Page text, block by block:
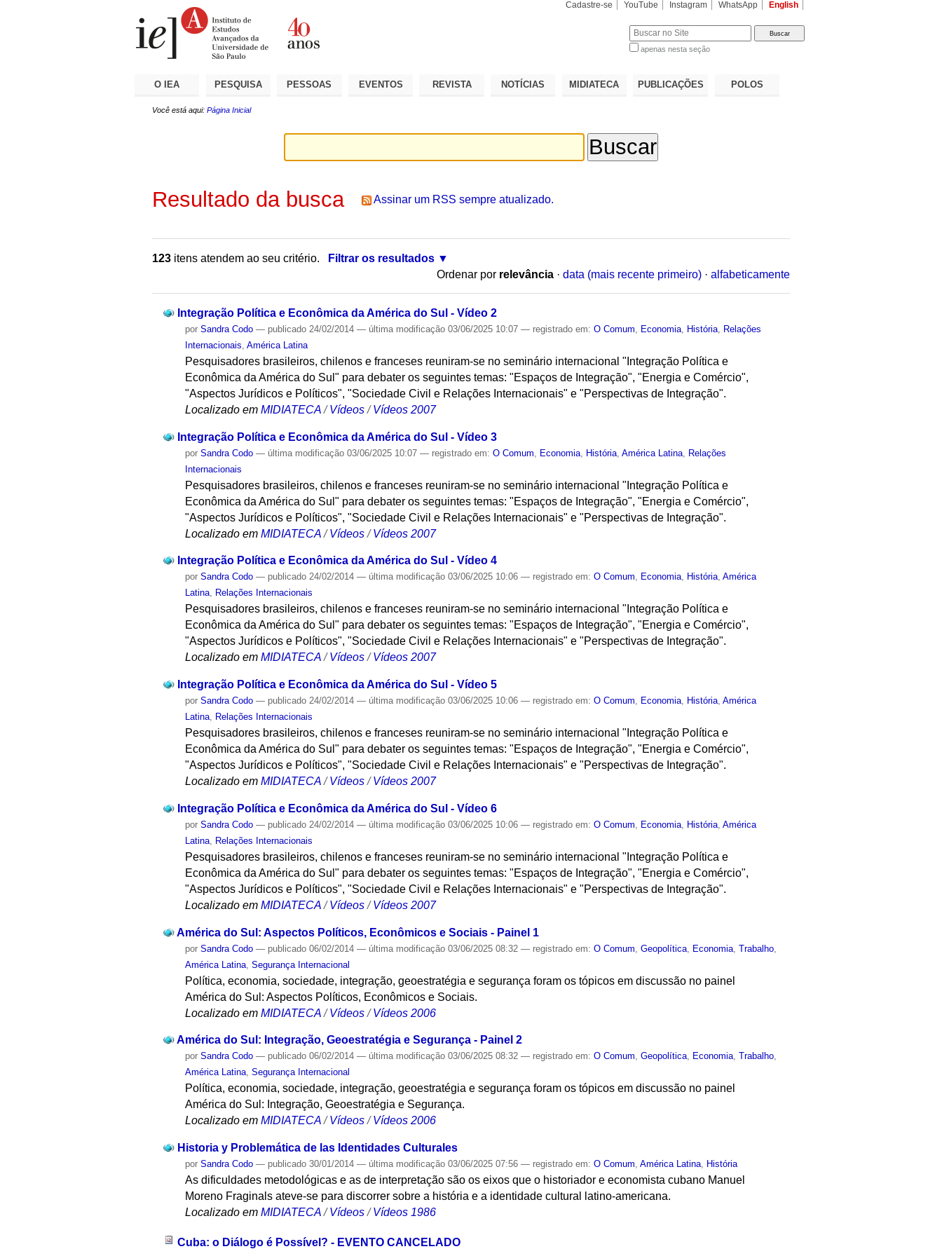
Cadastre-se YouTube Instagram WhatsApp English
apenas nesta seção
O IEA PESQUISA PESSOAS EVENTOS REVISTA NOTÍCIAS MIDIATECA PUBLICAÇÕES POLOS
Você está aqui: Página Inicial
Resultado da busca Assinar um RSS sempre atualizado.
123 itens atendem ao seu critério.
Filtrar os resultados
Ordenar por relevância · data (mais recente primeiro) · alfabeticamente
Integração Política e Econômica da América do Sul - Vídeo 2
porSandra Codo — publicado 24/02/2014— última modificação 03/06/2025 10:07— registrado em:O Comum Economia História
Relações
Internacionais ,América Latina
Pesquisadores brasileiros, chilenos e franceses reuniram-se no seminário internacional "Integração Política e
Econômica da América do Sul" para debater os seguintes temas: "Espaços de Integração", "Energia e Comércio",
"Aspectos Jurídicos e Políticos", "Sociedade Civil e Relações Internacionais" e "Perspectivas de Integração".
Localizado em MIDIATECA /Vídeos /Vídeos 2007
Integração Política e Econômica da América do Sul - Vídeo 3
porSandra Codo — última modificação 03/06/2025 10:07— registrado em:O Comum Economia História ,América Latina Relações
Internacionais
Pesquisadores brasileiros, chilenos e franceses reuniram-se no seminário internacional "Integração Política e
Econômica da América do Sul" para debater os seguintes temas: "Espaços de Integração", "Energia e Comércio",
"Aspectos Jurídicos e Políticos", "Sociedade Civil e Relações Internacionais" e "Perspectivas de Integração".
Localizado em MIDIATECA /Vídeos /Vídeos 2007
Integração Política e Econômica da América do Sul - Vídeo 4
porSandra Codo — publicado 24/02/2014— última modificação 03/06/2025 10:06— registrado em:O Comum, Economia, História,América
Latina, Relações Internacionais
Pesquisadores brasileiros, chilenos e franceses reuniram-se no seminário internacional "Integração Política e
Econômica da América do Sul" para debater os seguintes temas: "Espaços de Integração", "Energia e Comércio",
"Aspectos Jurídicos e Políticos", "Sociedade Civil e Relações Internacionais" e "Perspectivas de Integração".
Localizado em MIDIATECA /Vídeos /Vídeos 2007
Integração Política e Econômica da América do Sul - Vídeo 5
porSandra Codo — publicado 24/02/2014— última modificação 03/06/2025 10:06— registrado em:O Comum, Economia, História,América
Latina, Relações Internacionais
Pesquisadores brasileiros, chilenos e franceses reuniram-se no seminário internacional "Integração Política e
Econômica da América do Sul" para debater os seguintes temas: "Espaços de Integração", "Energia e Comércio",
"Aspectos Jurídicos e Políticos", "Sociedade Civil e Relações Internacionais" e "Perspectivas de Integração".
Localizado em MIDIATECA /Vídeos /Vídeos 2007
Integração Política e Econômica da América do Sul - Vídeo 6
porSandra Codo — publicado 24/02/2014— última modificação 03/06/2025 10:06— registrado em:O Comum Economia História ,América
Latina
Relações Internacionais
Pesquisadores brasileiros, chilenos e franceses reuniram-se no seminário internacional "Integração Política e
Econômica da América do Sul" para debater os seguintes temas: "Espaços de Integração", "Energia e Comércio",
"Aspectos Jurídicos e Políticos", "Sociedade Civil e Relações Internacionais" e "Perspectivas de Integração".
Localizado em MIDIATECA /Vídeos /Vídeos 2007
América do Sul: Aspectos Políticos, Econômicos e Sociais - Painel 1
porSandra Codo — publicado 06/02/2014— última modificação 03/06/2025 08:32— registrado em:O Comum ,Geopolítica Economia ,Trabalho
América Latina ,Segurança Internacional
Política, economia, sociedade, integração, geoestratégia e segurança foram os tópicos em discussão no painel
América do Sul: Aspectos Políticos, Econômicos e Sociais.
Localizado em MIDIATECA /Vídeos /Vídeos 2006
América do Sul: Integração, Geoestratégia e Segurança - Painel 2
porSandra Codo — publicado 06/02/2014— última modificação 03/06/2025 08:32— registrado em:O Comum,Geopolítica, Economia,Trabalho,
América Latina,Segurança Internacional
Política, economia, sociedade, integração, geoestratégia e segurança foram os tópicos em discussão no painel
América do Sul: Integração, Geoestratégia e Segurança.
Localizado em MIDIATECA /Vídeos /Vídeos 2006
Historia y Problemática de las Identidades Culturales
porSandra Codo — publicado 30/01/2014— última modificação 03/06/2025 07:56— registrado em:O Comum ,América Latina História
As dificuldades metodológicas e as de interpretação são os eixos que o historiador e economista cubano Manuel
Moreno Fraginals ateve-se para discorrer sobre a história e a identidade cultural latino-americana.
Localizado em MIDIATECA /Vídeos /Vídeos 1986
Cuba: o Diálogo é Possível? - EVENTO CANCELADO